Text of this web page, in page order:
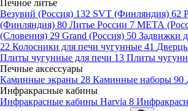
Печное литье
Везувий (Россия) 132 SVT (Финляндия) 62
(Финляндия) 80 Литье России 7 МЕТА
(Словения) 29 Grand (Россия) 50 Задвижки
22 Колосники для печи чугунные 41
Плиты чугунные для печи 13 Плиты
Печные аксессуары
Каминные экраны 28 Каминные наборы 90
Инфракрасные кабины
Инфракрасные кабины Harvia 8